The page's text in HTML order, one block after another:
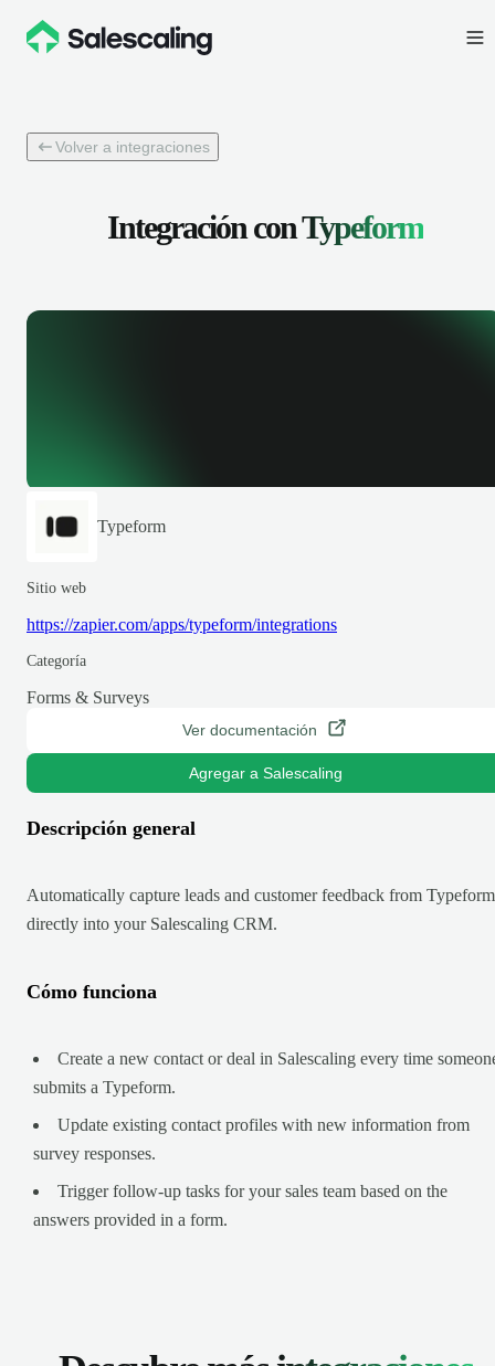
Volver a integraciones
Integración conTypeform
Typeform
Sitio web
https://zapier.com/apps/typeform/integrations
Categoría
Forms & Surveys
Ver documentación
Agregar a Salescaling
Descripción general
Automatically capture leads and customer feedback from Typeform
directly into your Salescaling CRM.
Cómo funciona
Create a new contact or deal in Salescaling every time
submits a Typeform.
Update existing contact profiles with new information from
survey responses.
Trigger follow-up tasks for your sales team based on the
answers provided in a form.